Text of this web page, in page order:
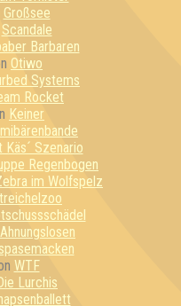
Großsee
Scandale
Barbaren
Otiwo
Systems
Rocket
Keiner
Käs´ Szenario
Regenbogen
im Wolfspelz
WTF
Lurchis